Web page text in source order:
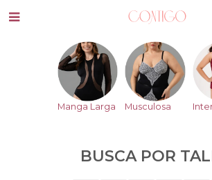

Manga Larga Musculosa
BUSCA POR